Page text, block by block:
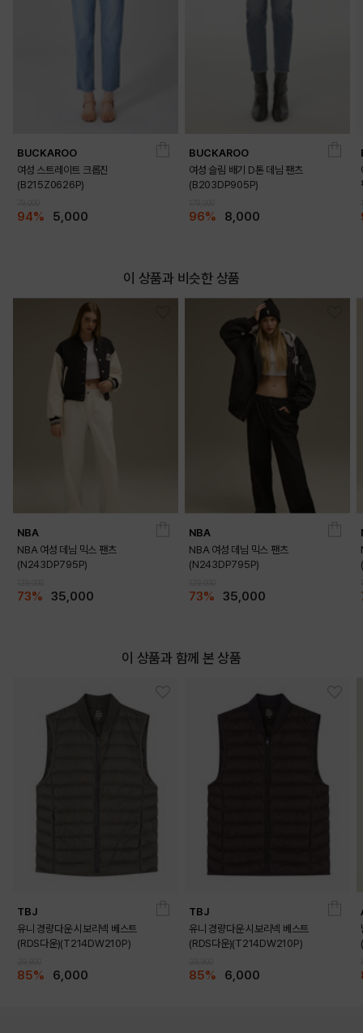
BUCKAROO
여성 스트레이트 크롭진
(B215Z0626P)
94% 5,000
BUCKAROO
여성 슬림 배기 D톤 데님 팬츠
(B203DP905P)
96% 8,000
이 상품과 비슷한 상품
NBA
NBA 여성 데님 믹스 팬츠
(N243DP795P)
73% 35,000
NBA
NBA 여성 데님 믹스 팬츠
(N243DP795P)
73% 35,000
이 상품과 함께 본 상품
TBJ
유니 경량다운 시보리넥 베스트
(RDS다운)(T214DW210P)
85% 6,000
TBJ
유니 경량다운 시보리넥 베스트
(RDS다운)(T214DW210P)
85% 6,000